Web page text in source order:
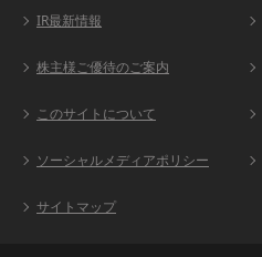
IR最新情報
株主様ご優待のご案内
このサイトについて
ソーシャルメディアポリシー
サイトマップ